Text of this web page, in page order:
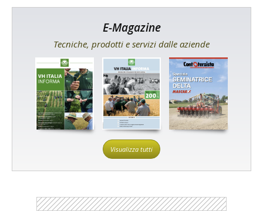
E-Magazine
Tecniche, prodotti e servizi dalle aziende
Visualizza tutti